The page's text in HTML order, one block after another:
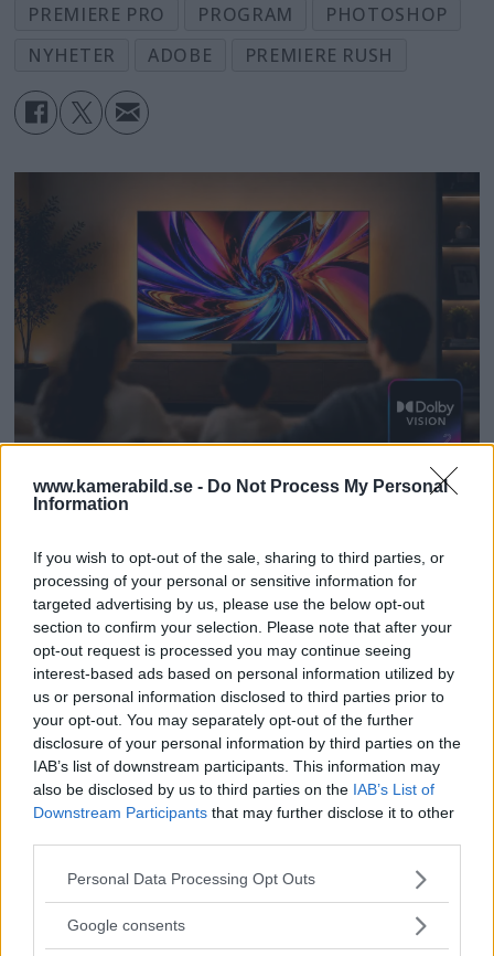
www.kamerabild.se - Do Not Process My Personal
Information
If you wish to opt-out of the sale, sharing to third parties, or
processing of your personal or sensitive information for
targeted advertising by us, please use the below opt-out
section to confirm your selection. Please note that after your
opt-out request is processed you may continue seeing
interest-based ads based on personal information utilized by
us or personal information disclosed to third parties prior to
your opt-out. You may separately opt-out of the further
disclosure of your personal information by third parties on the
IAB’s list of downstream participants. This information may
also be disclosed by us to third parties on the IAB’s List of
Downstream Participants that may further disclose it to other
Please note that this website/app uses one or more Google
not limited to your visit or usage behaviour. You may click to
Personal Data Processing Opt Outs
Google consents
PREMIERE PRO PROGRAM
PHOTOSHOP
NYHETER
ADOBE PREMIERE RUSH
Dolby Vision 2 lanseras –
nästa generation HDR ger
bättre bild
För de som älskar både film och dynamiskt
omfång släpps nu Dolby Vision 2, en ny
bildmotor som analyserar bilden och scenen
och förbättrar den för tittaren.